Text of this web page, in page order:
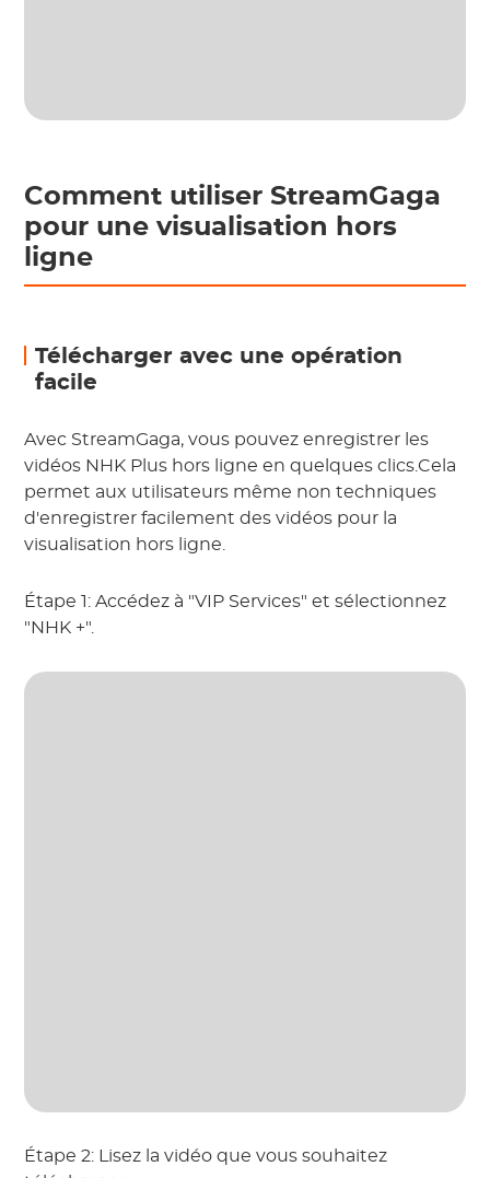
Comment utiliser StreamGaga
pour une visualisation hors
ligne
Télécharger avec une opération
facile
Avec StreamGaga, vous pouvez enregistrer les
vidéos NHK Plus hors ligne en quelques clics.Cela
permet aux utilisateurs même non techniques
d'enregistrer facilement des vidéos pour la
visualisation hors ligne.
Étape 1: Accédez à "VIP Services" et sélectionnez
"NHK +".
Étape 2: Lisez la vidéo que vous souhaitez